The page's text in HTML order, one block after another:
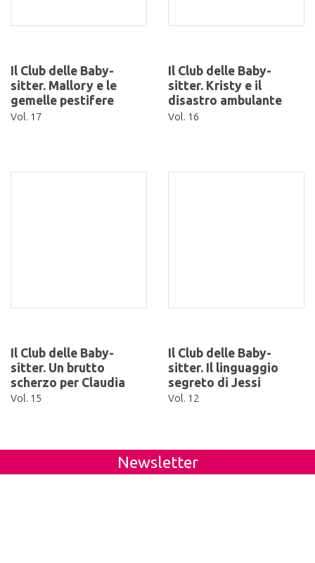
Il Club delle Baby-
sitter. Mallory e le
gemelle pestifere
Vol. 17
Il Club delle Baby-
sitter. Kristy e il
disastro ambulante
Vol. 16
Il Club delle Baby-
sitter. Un brutto
scherzo per Claudia
Vol. 15
Il Club delle Baby-
sitter. Il linguaggio
segreto di Jessi
Vol. 12
Newsletter